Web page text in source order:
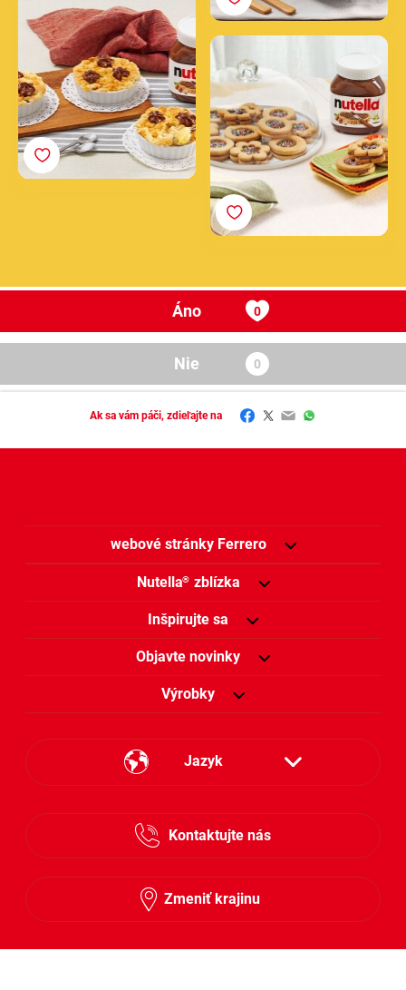
s nátierkou Nutella®
Áno
Nie
Ak sa vám páči, zdieľajte na Facebook
Twitter
EmailWhatsApp
webové stránky Ferrero
Nutella® zblízka
Inšpirujte sa
Objavte novinky
Výrobky
Jazyk
Česky
Kontaktujte nás
Zmeniť krajinu